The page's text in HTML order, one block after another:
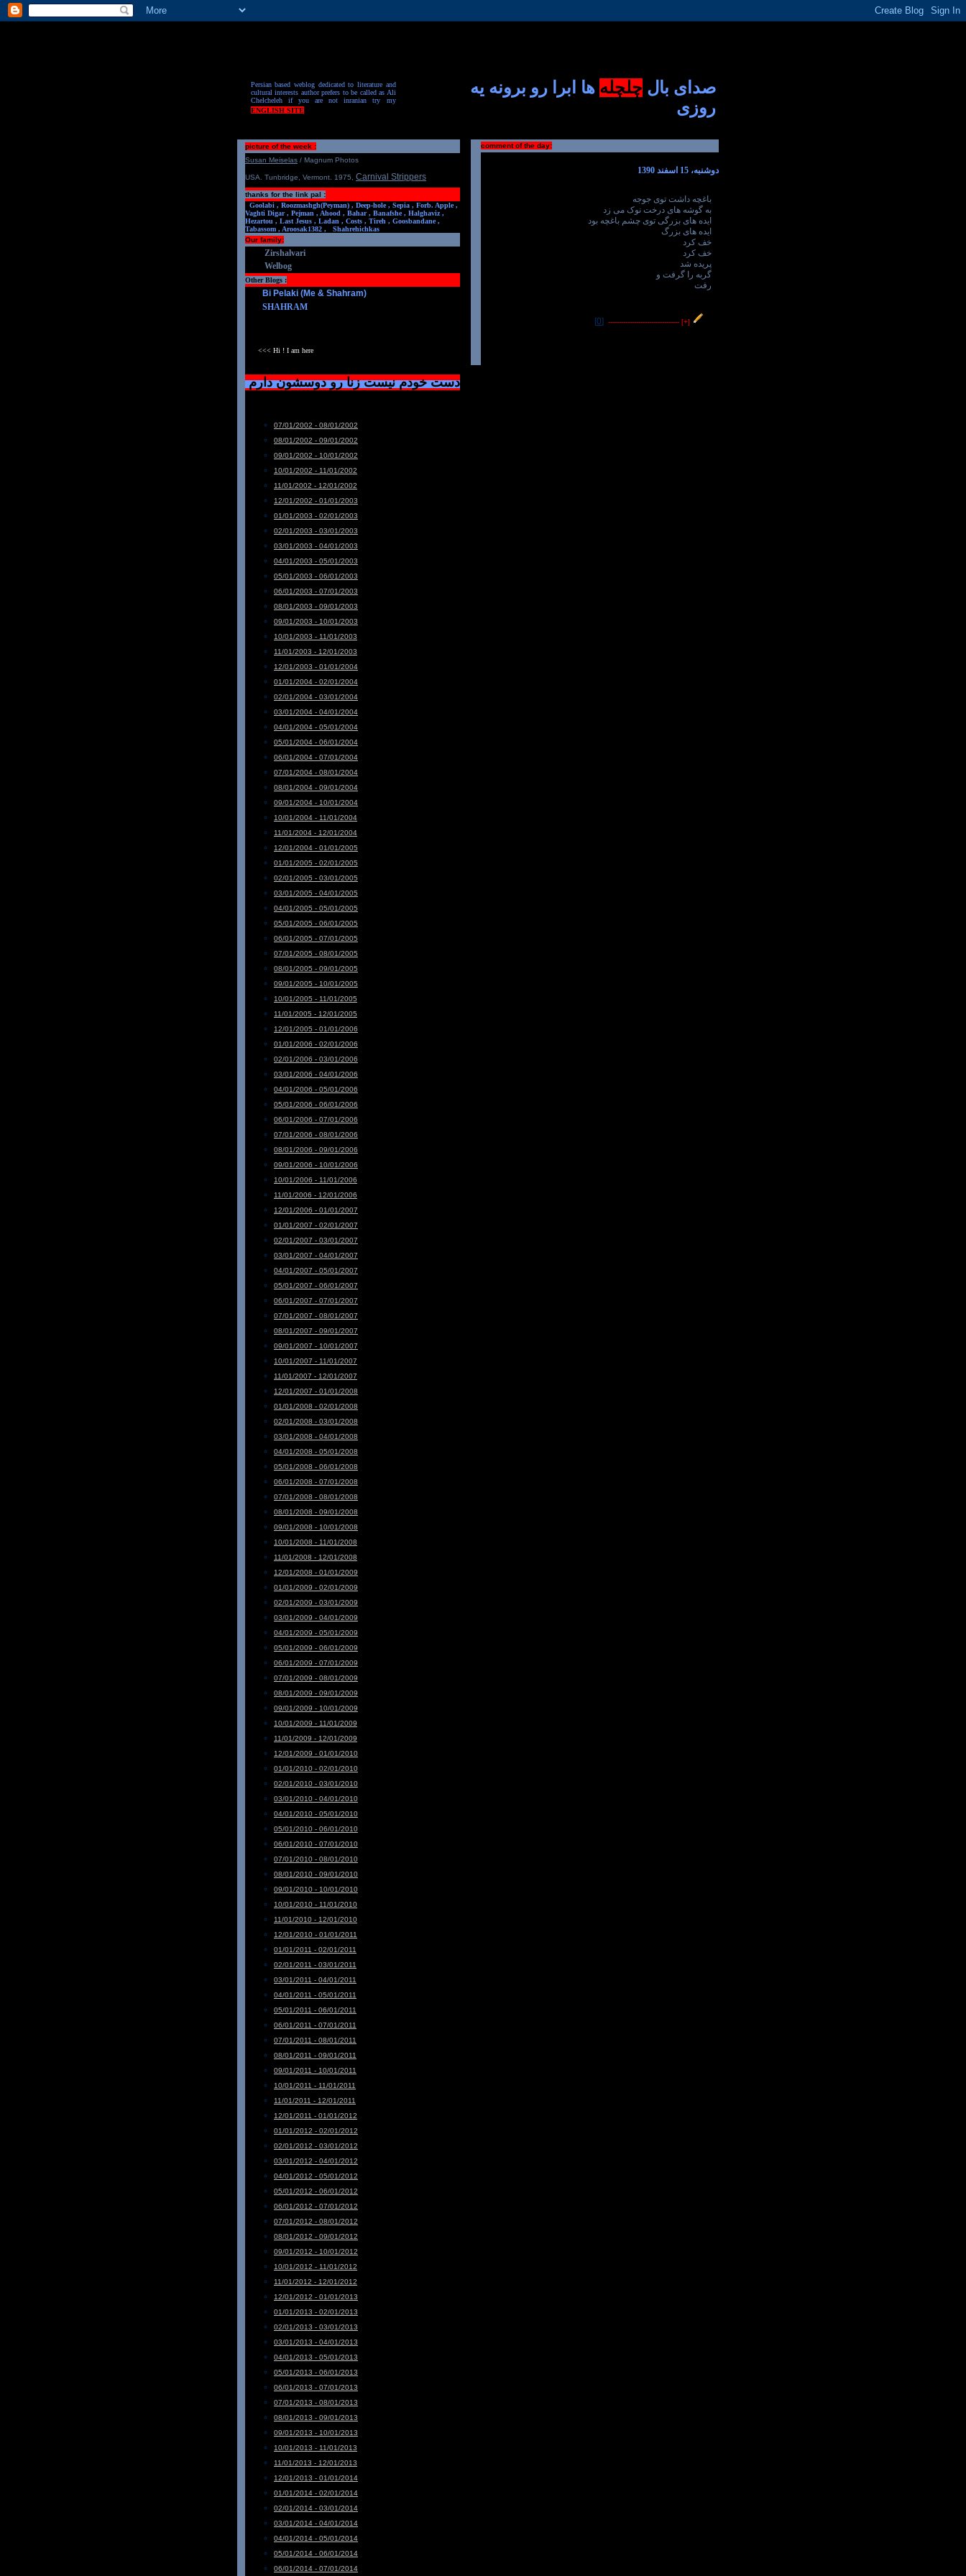
Persian based weblog dedicated to literature and
cultural interests author prefers to be called as Ali
Chelcheleh if you are not inranian try my
ENGLISH SITE
صدای بال چلچله ها ابرا رو برونه یه
روزی
comment of the day:
دوشنبه، 15 اسفند 1390
باغچه داشت توی جوجه
به گوشه های درخت نوک می زد
ایده های بزرگی توی چشم باغچه بود
ایده های بزرگ
خف کرد
خف کرد
پریده شد
گربه را گرفت و
رفت
[+]
---------------------------------
[0]
picture of the week :
Susan Meiselas / Magnum Photos
USA. Tunbridge, Vermont. 1975 Carnival Strippers
thanks for the link pal :
Goolabi , Roozmashgh(Peyman) , Deep-hole , Sepia , Forb. Apple ,
Vaghti Digar , Pejman , Ahood , Bahar , Banafshe , Halghaviz ,
Hezartou , Last Jesus , Ladan , Costs , Tireh , Goosbandane ,
Tabassom , Aroosak1382 ,
Shahrehichkas
Our family:
Zirshalvari
Welbog
Other Blogs :
Bi Pelaki (Me & Shahram)
SHAHRAM
<<< Hi ! I am here
دست خودم نیست زنا رو دوسشون دارم
07/01/2002 - 08/01/2002
08/01/2002 - 09/01/2002
09/01/2002 - 10/01/2002
10/01/2002 - 11/01/2002
11/01/2002 - 12/01/2002
12/01/2002 - 01/01/2003
01/01/2003 - 02/01/2003
02/01/2003 - 03/01/2003
03/01/2003 - 04/01/2003
04/01/2003 - 05/01/2003
05/01/2003 - 06/01/2003
06/01/2003 - 07/01/2003
08/01/2003 - 09/01/2003
09/01/2003 - 10/01/2003
10/01/2003 - 11/01/2003
11/01/2003 - 12/01/2003
12/01/2003 - 01/01/2004
01/01/2004 - 02/01/2004
02/01/2004 - 03/01/2004
03/01/2004 - 04/01/2004
04/01/2004 - 05/01/2004
05/01/2004 - 06/01/2004
06/01/2004 - 07/01/2004
07/01/2004 - 08/01/2004
08/01/2004 - 09/01/2004
09/01/2004 - 10/01/2004
10/01/2004 - 11/01/2004
11/01/2004 - 12/01/2004
12/01/2004 - 01/01/2005
01/01/2005 - 02/01/2005
02/01/2005 - 03/01/2005
03/01/2005 - 04/01/2005
04/01/2005 - 05/01/2005
05/01/2005 - 06/01/2005
06/01/2005 - 07/01/2005
07/01/2005 - 08/01/2005
08/01/2005 - 09/01/2005
09/01/2005 - 10/01/2005
10/01/2005 - 11/01/2005
11/01/2005 - 12/01/2005
12/01/2005 - 01/01/2006
01/01/2006 - 02/01/2006
02/01/2006 - 03/01/2006
03/01/2006 - 04/01/2006
04/01/2006 - 05/01/2006
05/01/2006 - 06/01/2006
06/01/2006 - 07/01/2006
07/01/2006 - 08/01/2006
08/01/2006 - 09/01/2006
09/01/2006 - 10/01/2006
10/01/2006 - 11/01/2006
11/01/2006 - 12/01/2006
12/01/2006 - 01/01/2007
01/01/2007 - 02/01/2007
02/01/2007 - 03/01/2007
03/01/2007 - 04/01/2007
04/01/2007 - 05/01/2007
05/01/2007 - 06/01/2007
06/01/2007 - 07/01/2007
07/01/2007 - 08/01/2007
08/01/2007 - 09/01/2007
09/01/2007 - 10/01/2007
10/01/2007 - 11/01/2007
11/01/2007 - 12/01/2007
12/01/2007 - 01/01/2008
01/01/2008 - 02/01/2008
02/01/2008 - 03/01/2008
03/01/2008 - 04/01/2008
04/01/2008 - 05/01/2008
05/01/2008 - 06/01/2008
06/01/2008 - 07/01/2008
07/01/2008 - 08/01/2008
08/01/2008 - 09/01/2008
09/01/2008 - 10/01/2008
10/01/2008 - 11/01/2008
11/01/2008 - 12/01/2008
12/01/2008 - 01/01/2009
01/01/2009 - 02/01/2009
02/01/2009 - 03/01/2009
03/01/2009 - 04/01/2009
04/01/2009 - 05/01/2009
05/01/2009 - 06/01/2009
06/01/2009 - 07/01/2009
07/01/2009 - 08/01/2009
08/01/2009 - 09/01/2009
09/01/2009 - 10/01/2009
10/01/2009 - 11/01/2009
11/01/2009 - 12/01/2009
12/01/2009 - 01/01/2010
01/01/2010 - 02/01/2010
02/01/2010 - 03/01/2010
03/01/2010 - 04/01/2010
04/01/2010 - 05/01/2010
05/01/2010 - 06/01/2010
06/01/2010 - 07/01/2010
07/01/2010 - 08/01/2010
08/01/2010 - 09/01/2010
09/01/2010 - 10/01/2010
10/01/2010 - 11/01/2010
11/01/2010 - 12/01/2010
12/01/2010 - 01/01/2011
01/01/2011 - 02/01/2011
02/01/2011 - 03/01/2011
03/01/2011 - 04/01/2011
04/01/2011 - 05/01/2011
05/01/2011 - 06/01/2011
06/01/2011 - 07/01/2011
07/01/2011 - 08/01/2011
08/01/2011 - 09/01/2011
09/01/2011 - 10/01/2011
10/01/2011 - 11/01/2011
11/01/2011 - 12/01/2011
12/01/2011 - 01/01/2012
01/01/2012 - 02/01/2012
02/01/2012 - 03/01/2012
03/01/2012 - 04/01/2012
04/01/2012 - 05/01/2012
05/01/2012 - 06/01/2012
06/01/2012 - 07/01/2012
07/01/2012 - 08/01/2012
08/01/2012 - 09/01/2012
09/01/2012 - 10/01/2012
10/01/2012 - 11/01/2012
11/01/2012 - 12/01/2012
12/01/2012 - 01/01/2013
01/01/2013 - 02/01/2013
02/01/2013 - 03/01/2013
03/01/2013 - 04/01/2013
04/01/2013 - 05/01/2013
05/01/2013 - 06/01/2013
06/01/2013 - 07/01/2013
07/01/2013 - 08/01/2013
08/01/2013 - 09/01/2013
09/01/2013 - 10/01/2013
10/01/2013 - 11/01/2013
11/01/2013 - 12/01/2013
12/01/2013 - 01/01/2014
01/01/2014 - 02/01/2014
02/01/2014 - 03/01/2014
03/01/2014 - 04/01/2014
04/01/2014 - 05/01/2014
05/01/2014 - 06/01/2014
06/01/2014 - 07/01/2014